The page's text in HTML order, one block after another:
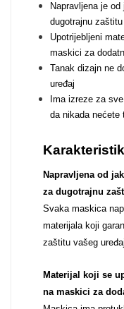
Napravljena je
dugotrajnu zaštitu
Upotrijebljeni
maskici za
Tanak dizajn ne
uređaj
Ima izreze za
da nikada
Napravljena od
za dugotrajnu
Svaka maskica
materijala koji
zaštitu vašeg
Materijal koji se
na maskici za
Doodles
Monogrami